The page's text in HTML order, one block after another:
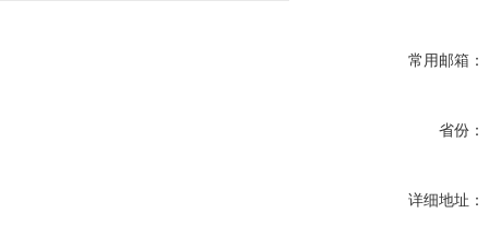
常用邮箱：
省份：
详细地址：